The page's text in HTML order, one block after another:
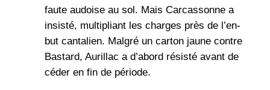
faute audoise au sol. Mais Carcassonne a
insisté, multipliant les charges près de l’en-
but cantalien. Malgré un carton jaune contre
Bastard, Aurillac a d’abord résisté avant de
céder en fin de période.